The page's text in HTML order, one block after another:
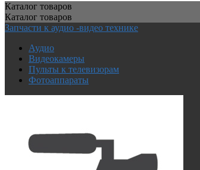
Каталог товаров
Каталог товаров
Запчасти к аудио -видео технике
Аудио
Видеокамеры
Пульты к телевизорам
Фотоаппараты